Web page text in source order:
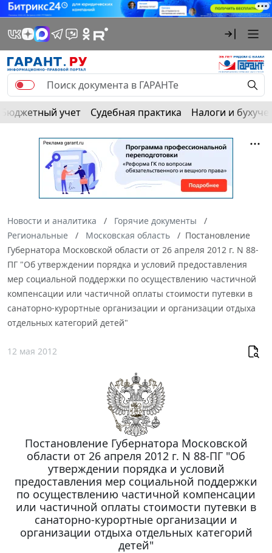
Бюджетный учет Судебная практика Налоги и
Новости и аналитика
Горячие документы
Региональные
Московская область
Постановление
Губернатора Московской области от 26 апреля 2012 г. N 88-
ПГ "Об утверждении порядка и условий предоставления
мер социальной поддержки по осуществлению частичной
компенсации или частичной оплаты стоимости путевки в
санаторно-курортные организации и организации отдыха
отдельных категорий детей"
12 мая 2012
Постановление Губернатора Московской
области от 26 апреля 2012 г. N 88-ПГ "Об
утверждении порядка и условий
предоставления мер социальной поддержки
по осуществлению частичной компенсации
или частичной оплаты стоимости путевки в
санаторно-курортные организации и
организации отдыха отдельных категорий
детей"